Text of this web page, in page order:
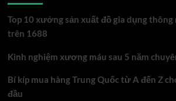
hội
cao
tại
Top 10 xưởng sản xuất đồ gia dụng
trên 1688
Kinh nghiệm xương máu sau 5 năm
Bí kíp mua hàng Trung Quốc từ A đến Z
đầu